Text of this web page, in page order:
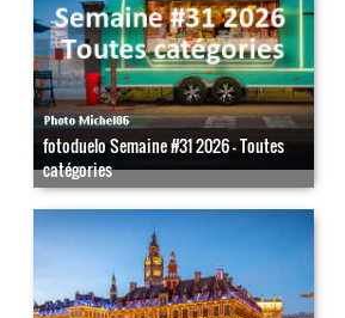
fotoduelo Semaine #31 2026 - Toutes
catégories